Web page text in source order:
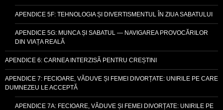
APENDICE 5F: TEHNOLOGIA ȘI DIVERTISMENTUL ÎN ZIUA SABATULUI
APENDICE 5G: MUNCA ȘI SABATUL — NAVIGAREA PROVOCĂRILOR
DIN VIAȚA REALĂ
APENDICE 6: CARNEA INTERZISĂ PENTRU CREȘTINI
APENDICE 7: FECIOARE, VĂDUVE ȘI FEMEI DIVORȚATE: UNIRILE PE CARE
DUMNEZEU LE ACCEPTĂ
APENDICE 7A: FECIOARE, VĂDUVE ȘI FEMEI DIVORȚATE: UNIRILE PE